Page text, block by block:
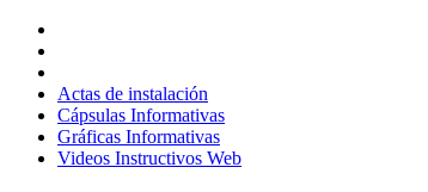
contenido
Actas de instalación
Cápsulas Informativas
Gráficas Informativas
Videos Instructivos Web